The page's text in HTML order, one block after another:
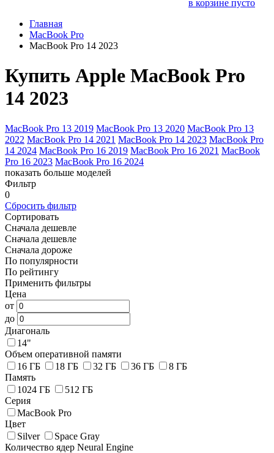
в корзине пусто
Главная
MacBook Pro
MacBook Pro 14 2023
Купить Apple MacBook Pro
14 2023
MacBook Pro 13 2019 MacBook Pro 13 2020 MacBook Pro 13
2022 MacBook Pro 14 2021 MacBook Pro 14 2023 MacBook Pro
14 2024 MacBook Pro 16 2019 MacBook Pro 16 2021 MacBook
Pro 16 2023 MacBook Pro 16 2024
показать больше моделей
Фильтр
0
Сбросить фильтр
Сортировать
Сначала дешевле
Сначала дешевле
Сначала дороже
По популярности
По рейтингу
Применить фильтры
Цена
от
до
Диагональ
14"
Объем оперативной памяти
16 ГБ
18 ГБ 32 ГБ 36 ГБ
8 ГБ
Память
1024 ГБ
512 ГБ
Серия
MacBook Pro
Цвет
Silver
Space Gray
Количество ядер Neural Engine